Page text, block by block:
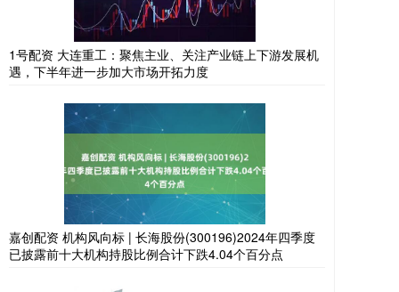
1号配资 大连重工：聚焦主业、关注产业链上下游发展机
遇，下半年进一步加大市场开拓力度
嘉创配资 机构风向标 | 长海股份(300196)2024年四季度
已披露前十大机构持股比例合计下跌4.04个百分点